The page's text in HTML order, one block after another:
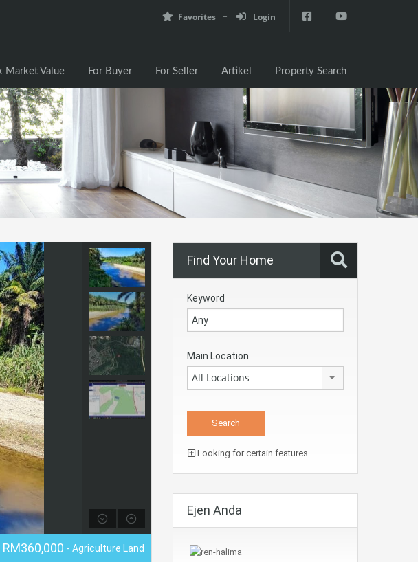
Favorites Login
Market Value For Buyer For Seller Artikel Property Search
RM360,000 - Agriculture Land
Find Your Home
Keyword
Main Location
All Locations
Looking for certain features
Ejen Anda